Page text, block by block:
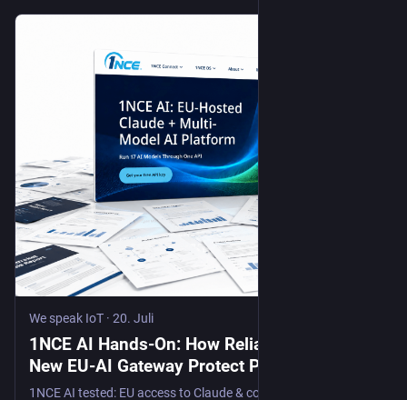
We speak IoT · 20. Juli
1NCE AI Hands-On: How Reliably Does the
New EU-AI Gateway Protect Personal Data? -
We speak IoT